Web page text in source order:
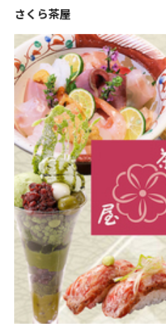
さくら茶屋